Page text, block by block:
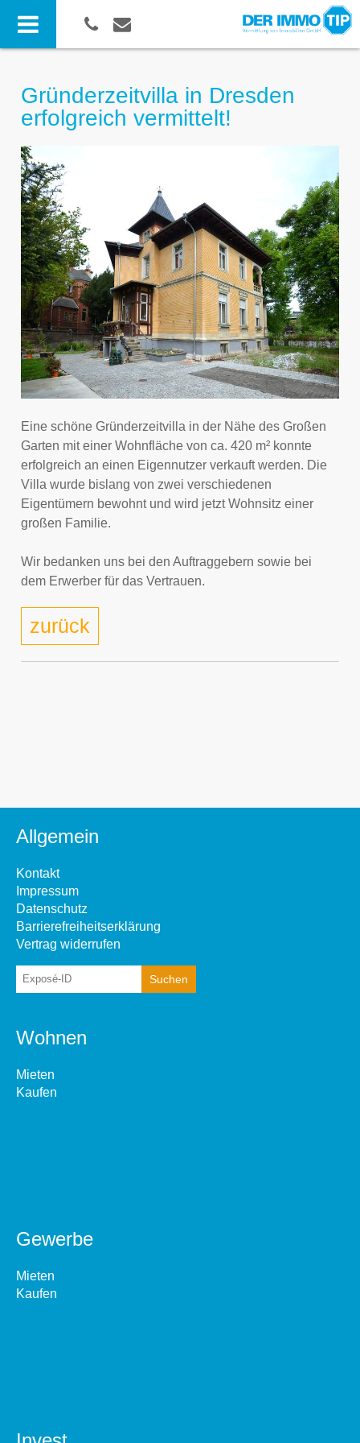
Gründerzeitvilla in Dresden
erfolgreich vermittelt!
Eine schöne Gründerzeitvilla in der Nähe des Großen
Garten mit einer Wohnfläche von ca. 420 m² konnte
erfolgreich an einen Eigennutzer verkauft werden. Die
Villa wurde bislang von zwei verschiedenen
Eigentümern bewohnt und wird jetzt Wohnsitz einer
großen Familie.
Wir bedanken uns bei den Auftraggebern sowie bei
dem Erwerber für das Vertrauen.
zurück
Allgemein
Kontakt
Impressum
Datenschutz
Barrierefreiheitserklärung
Vertrag widerrufen
Wohnen
Mieten
Kaufen
Gewerbe
Mieten
Kaufen